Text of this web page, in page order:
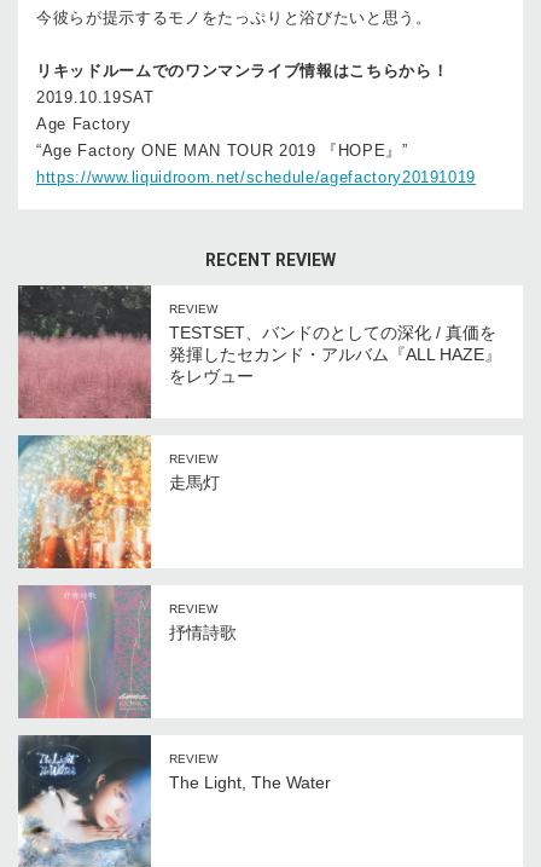
今彼らが提示するモノをたっぷりと浴びたいと思う。
リキッドルームでのワンマンライブ情報はこちらから！
2019.10.19SAT
Age Factory
“Age Factory ONE MAN TOUR 2019 『HOPE』”
https://www.liquidroom.net/schedule/agefactory20191019
RECENT REVIEW
REVIEW
TESTSET、バンドのとしての深化 / 真価を
発揮したセカンド・アルバム『ALL HAZE』
をレヴュー
REVIEW
走馬灯
REVIEW
抒情詩歌
REVIEW
The Light, The Water